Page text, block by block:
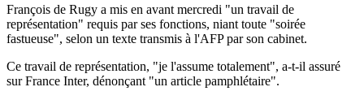
François de Rugy a mis en avant mercredi "un travail de
représentation" requis par ses fonctions, niant toute "soirée
fastueuse", selon un texte transmis à l'AFP par son cabinet.
Ce travail de représentation, "je l'assume totalement", a-t-il assuré
sur France Inter, dénonçant "un article pamphlétaire".